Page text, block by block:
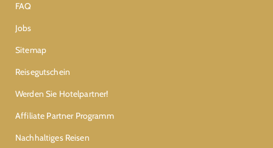
FAQ
Jobs
Sitemap
Reisegutschein
Werden Sie Hotelpartner!
Affiliate Partner Programm
Nachhaltiges Reisen